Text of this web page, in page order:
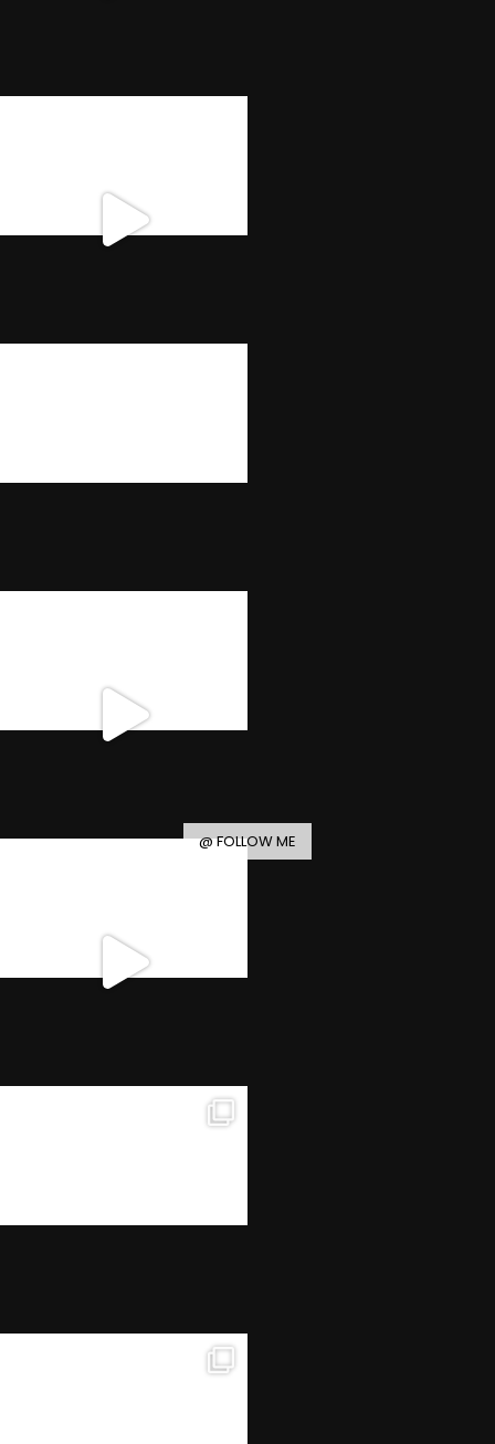
@ FOLLOW ME